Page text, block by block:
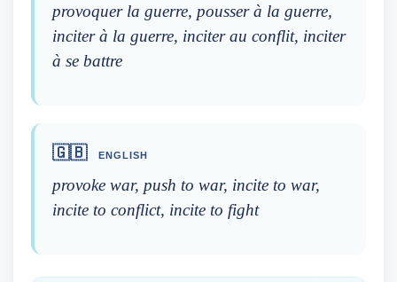
provoquer la guerre, pousser à la guerre,
inciter à la guerre, inciter au conflit, inciter
à se battre
🇬🇧 ENGLISH
provoke war, push to war, incite to war,
incite to conflict, incite to fight